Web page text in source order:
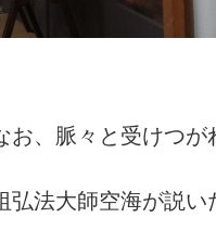
お、脈々と受けつが
弘法大師空海が説い